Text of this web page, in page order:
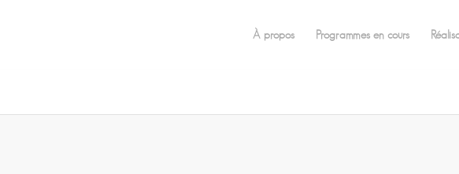
À propos Programmes en cours